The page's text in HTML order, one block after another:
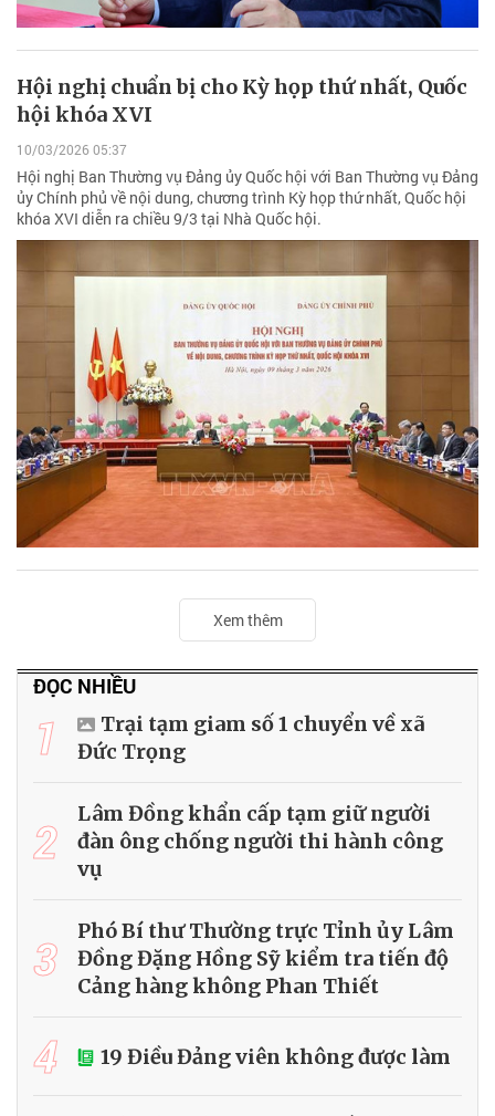
Hội nghị chuẩn bị cho Kỳ họp thứ nhất, Quốc
hội khóa XVI
10/03/2026 05:37
Hội nghị Ban Thường vụ Đảng ủy Quốc hội với Ban Thường vụ Đảng
ủy Chính phủ về nội dung, chương trình Kỳ họp thứ nhất, Quốc hội
khóa XVI diễn ra chiều 9/3 tại Nhà Quốc hội.
Xem thêm
ĐỌC NHIỀU
1
Trại tạm giam số 1 chuyển về xã
Đức Trọng
2
Lâm Đồng khẩn cấp tạm giữ người
đàn ông chống người thi hành công
vụ
3
Phó Bí thư Thường trực Tỉnh ủy Lâm
Đồng Đặng Hồng Sỹ kiểm tra tiến độ
Cảng hàng không Phan Thiết
4 19 Điều Đảng viên không được làm